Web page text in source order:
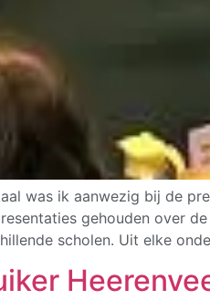
was ik aanwezig bij de
gehouden over
scholen. Uit elke